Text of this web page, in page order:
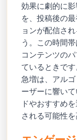
効果に劇的に
を、投稿後の
ョンが配信さ
う。この時間
コンテンツの
ているときで
急増は、アル
ーザーに響い
ドやおすすめ
される可能性を